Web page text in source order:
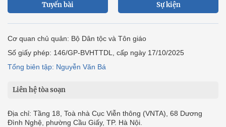
Tuyến bài Sự kiện
Cơ quan chủ quản: Bộ Dân tộc và Tôn giáo
Số giấy phép: 146/GP-BVHTTDL, cấp ngày 17/10/2025
Tổng biên tập: Nguyễn Văn Bá
Liên hệ tòa soạn
Địa chỉ: Tầng 18, Toà nhà Cục Viễn thông (VNTA), 68 Dương
Đình Nghệ, phường Cầu Giấy, TP. Hà Nội.